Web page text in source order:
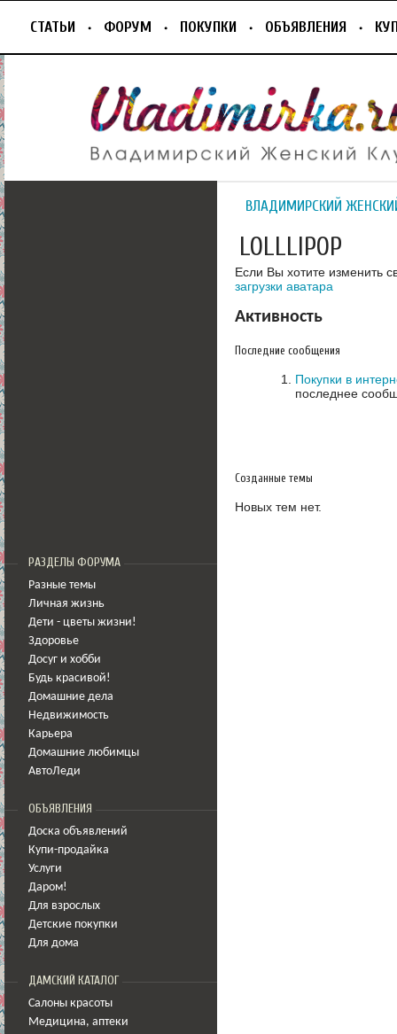
СТАТЬИ ФОРУМ ПОКУПКИ ОБЪЯВЛЕНИЯ
РАЗДЕЛЫ ФОРУМА
Разные темы
Личная жизнь
Дети - цветы жизни!
Здоровье
Досуг и хобби
Будь красивой!
Домашние дела
Недвижимость
Карьера
Домашние любимцы
АвтоЛеди
ОБЪЯВЛЕНИЯ
Доска объявлений
Купи-продайка
Услуги
Даром!
Для взрослых
Детские покупки
Для дома
ДАМСКИЙ КАТАЛОГ
Салоны красоты
Медицина, аптеки
ВЛАДИМИРСКИЙ
LOLLLIPOP
Если Вы хотите изменить
загрузки аватара
Активность
Последние сообщения
Покупки в
последнее
Созданные темы
Новых тем нет.